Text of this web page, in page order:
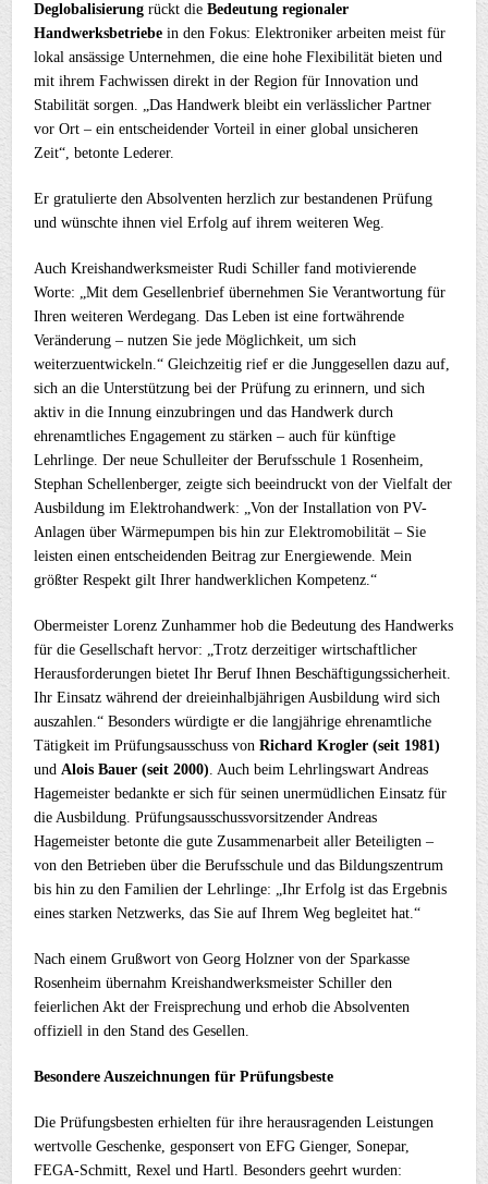
Deglobalisierung rückt dieBedeutung regionaler
Handwerksbetriebe in den Fokus: Elektroniker arbeiten meist für
lokal ansässige Unternehmen, die eine hohe Flexibilität bieten und
mit ihrem Fachwissen direkt in der Region für Innovation und
Stabilität sorgen. „Das Handwerk bleibt ein verlässlicher Partner
vor Ort – ein entscheidender Vorteil in einer global unsicheren
Zeit“, betonte Lederer.
Er gratulierte den Absolventen herzlich zur bestandenen Prüfung
und wünschte ihnen viel Erfolg auf ihrem weiteren Weg.
Auch Kreishandwerksmeister Rudi Schiller fand motivierende
Worte: „Mit dem Gesellenbrief übernehmen Sie Verantwortung für
Ihren weiteren Werdegang. Das Leben ist eine fortwährende
Veränderung – nutzen Sie jede Möglichkeit, um sich
weiterzuentwickeln.“ Gleichzeitig rief er die Junggesellen dazu auf,
sich an die Unterstützung bei der Prüfung zu erinnern, und sich
aktiv in die Innung einzubringen und das Handwerk durch
ehrenamtliches Engagement zu stärken – auch für künftige
Lehrlinge. Der neue Schulleiter der Berufsschule 1 Rosenheim,
Stephan Schellenberger, zeigte sich beeindruckt von der Vielfalt der
Ausbildung im Elektrohandwerk: „Von der Installation von PV-
Anlagen über Wärmepumpen bis hin zur Elektromobilität – Sie
leisten einen entscheidenden Beitrag zur Energiewende. Mein
größter Respekt gilt Ihrer handwerklichen Kompetenz.“
Obermeister Lorenz Zunhammer hob die Bedeutung des Handwerks
für die Gesellschaft hervor: „Trotz derzeitiger wirtschaftlicher
Herausforderungen bietet Ihr Beruf Ihnen Beschäftigungssicherheit.
Ihr Einsatz während der dreieinhalbjährigen Ausbildung wird sich
auszahlen.“ Besonders würdigte er die langjährige ehrenamtliche
Tätigkeit im Prüfungsausschuss vonRichard Krogler (seit 1981)
undAlois Bauer (seit 2000). Auch beim Lehrlingswart Andreas
Hagemeister bedankte er sich für seinen unermüdlichen Einsatz für
die Ausbildung. Prüfungsausschussvorsitzender Andreas
Hagemeister betonte die gute Zusammenarbeit aller Beteiligten –
von den Betrieben über die Berufsschule und das Bildungszentrum
bis hin zu den Familien der Lehrlinge: „Ihr Erfolg ist das Ergebnis
eines starken Netzwerks, das Sie auf Ihrem Weg begleitet hat.“
Nach einem Grußwort von Georg Holzner von der Sparkasse
Rosenheim übernahm Kreishandwerksmeister Schiller den
feierlichen Akt der Freisprechung und erhob die Absolventen
offiziell in den Stand des Gesellen.
Besondere Auszeichnungen für Prüfungsbeste
Die Prüfungsbesten erhielten für ihre herausragenden Leistungen
wertvolle Geschenke, gesponsert von EFG Gienger, Sonepar,
FEGA-Schmitt, Rexel und Hartl. Besonders geehrt wurden: